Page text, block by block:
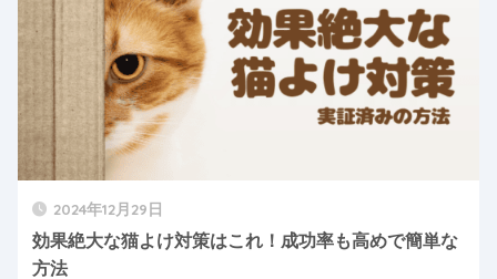
2024年12月29日
効果絶大な猫よけ対策はこれ！成功率も高めで簡単な
方法